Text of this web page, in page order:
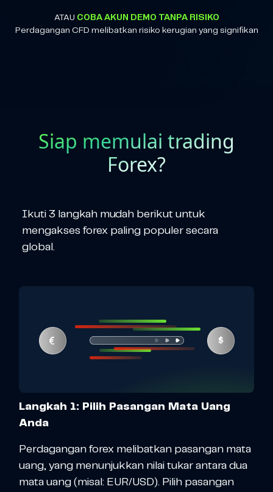
ATAU COBA AKUN DEMO TANPA RISIKO
Perdagangan CFD melibatkan risiko kerugian yang signifikan
Siap memulai trading
Forex?
Ikuti 3 langkah mudah berikut untuk
mengakses forex paling populer secara
global.
Langkah 1: Pilih Pasangan Mata Uang
Anda
Perdagangan forex melibatkan pasangan mata
uang, yang menunjukkan nilai tukar antara dua
mata uang (misal: EUR/USD). Pilih pasangan